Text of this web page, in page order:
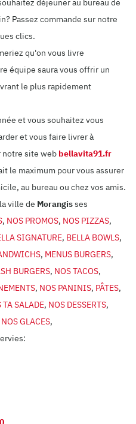
déjeuner au bureau de
Passez commande sur notre
clics.
qu'on vous livre
équipe saura vous offrir un
le plus rapidement
et vous souhaitez vous
et vous faire livrer à
notre site web bellavita91.fr
le maximum pour vous assurer
au bureau ou chez vos amis.
ville de Morangisses
, NOS PROMOS, NOS PIZZAS,
SIGNATURE, BELLA BOWLS,
, MENUS BURGERS,
BURGERS, NOS TACOS,
, NOS PANINIS, PÂTES,
SALADE, NOS DESSERTS,
NOS GLACES,